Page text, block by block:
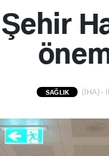
SAĞLIK (İHA) -